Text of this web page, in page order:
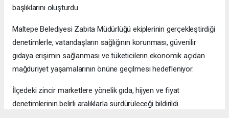
başlıklarını oluşturdu.
Maltepe Belediyesi Zabıta Müdürlüğü ekiplerinin gerçekleştirdiği
denetimlerle, vatandaşların sağlığının korunması, güvenilir
gıdaya erişimin sağlanması ve tüketicilerin ekonomik açıdan
mağduriyet yaşamalarının önüne geçilmesi hedefleniyor.
İlçedeki zincir marketlere yönelik gıda, hijyen ve fiyat
denetimlerinin belirli aralıklarla sürdürüleceği bildirildi.